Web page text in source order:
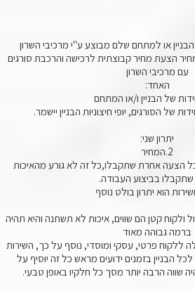
או למתחם שלם מבוצע ע"י מרכיבי השרון
הצעת מחיר קבוצתית לרכישה והרכבת סורגים
עם מרכיבי השרון
האחד:
של הבניין ו/או המתחם
של הסורגים, יופי חיצוניות הבניין יישמר.
יתרון שני:
2.המחיר
הצעה אחרת שתקבלו,כל זה לא גורע מהאיכות
שתקבלו בביצוע העבודה.
הוא יתרון בולט נוסף
ולקוח קטן הם שווים, איכות לא תשתנה והיא תהיה
ברמה גבוהה מאוד
ללקוח פרטי, עסקי ומוסדי, נוסף על כך, השירות
הבניין בזמנים ידועים מראש כל זה יוסיף על
שווה הרבה יותר מסך כל חלקיו באופן טבעי.